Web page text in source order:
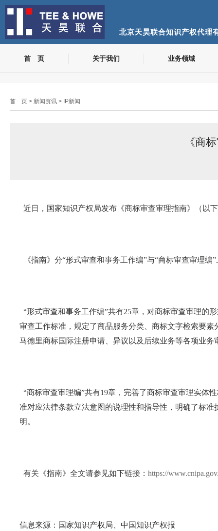
北京天昊联合知识产权代理
首 页 关于我们 业务领域
首 页 > 新闻资讯 > IP新闻
《商
近日，国家知识产权局发布《商标审查审理指南》（以
《指南》分“形式审查和事务工作编”与“商标审查审理编
“形式审查和事务工作编”共有25章，对商标审查审理的
审查工作标准，规定了商品服务分类、商标文字检索要
马德里商标国际注册申请、异议以及后续业务等各项业
“商标审查审理编”共有19章，完善了商标审查审理实体
准对应法律条款立法意图的说理性和指导性，明确了标
明。
有关《指南》全文请参见如下链接： https://
信息来源：国家知识产权局、中国知识产权报